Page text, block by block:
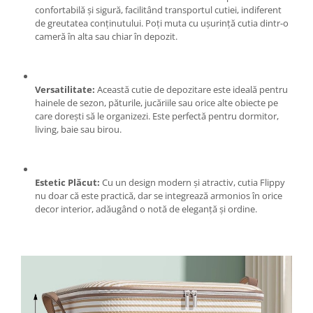
Magneti de frigider
Masini de tocat manuale
Mixere
Oale si Cratite
Oale sub presiune
Pahare / Sticle cu Pai / Cani termos
Storcatoare
Tavi copt
Stații încărcare vehicule electrice
Chingi
Patenti si clesti
Topoare
Compactoare
Scule Emtop
Scule multifunctionale
Tăietor beton
confortabilă și sigură, facilitând transportul cutiei, indiferent
de greutatea conținutului. Poți muta cu ușurință cutia dintr-o
cameră în alta sau chiar în depozit.
Versatilitate: Această cutie de depozitare este ideală pentru
hainele de sezon, păturile, jucăriile sau orice alte obiecte pe
care dorești să le organizezi. Este perfectă pentru dormitor,
living, baie sau birou.
Estetic Plăcut: Cu un design modern și atractiv, cutia Flippy
nu doar că este practică, dar se integrează armonios în orice
decor interior, adăugând o notă de eleganță și ordine.